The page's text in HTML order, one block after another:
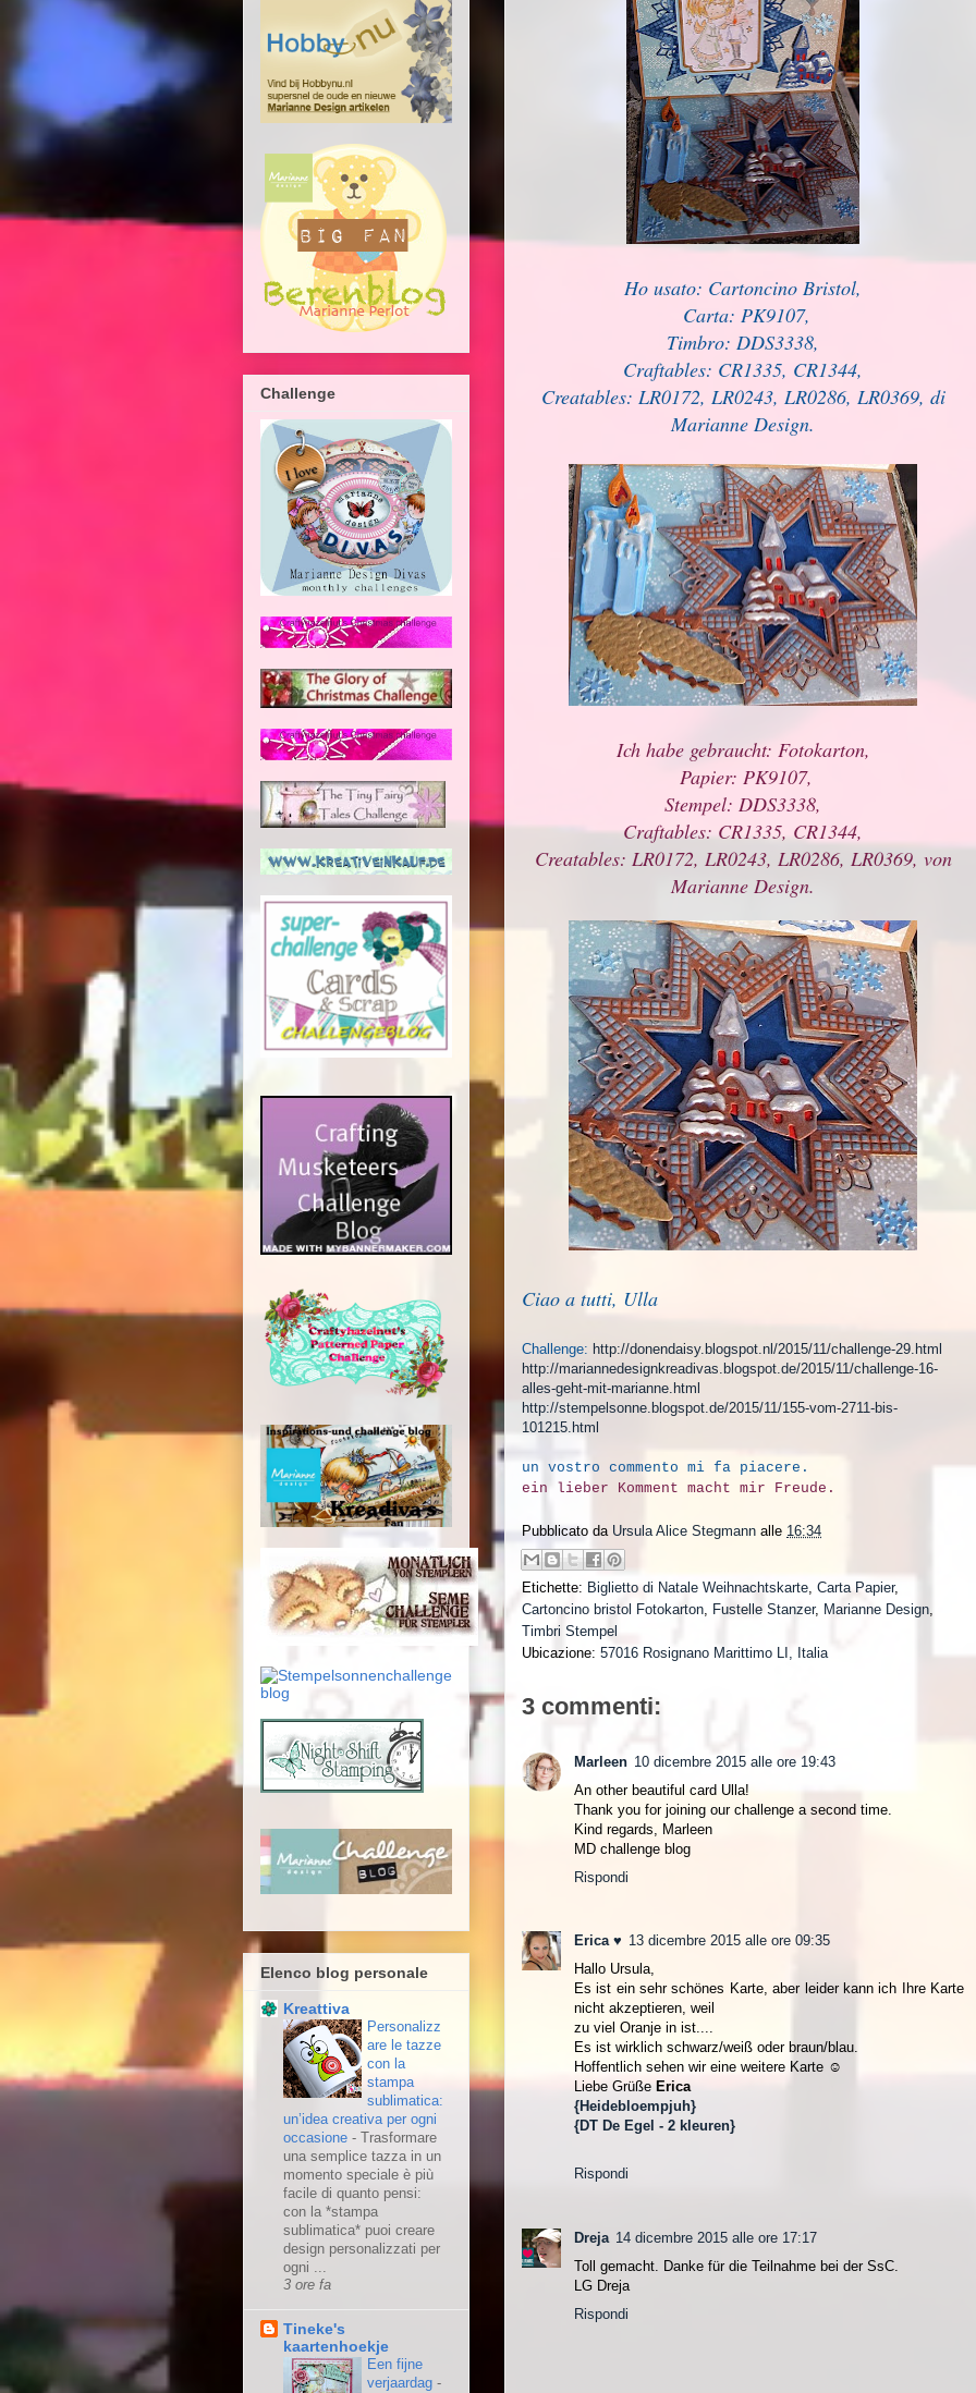
Ho usato: Cartoncino Bristol,
Carta: PK9107,
Timbro: DDS3338,
Craftables: CR1335, CR1344,
Creatables: LR0172, LR0243, LR0286, LR0369, di
Marianne Design.
Ich habe gebraucht: Fotokarton,
Papier: PK9107,
Stempel: DDS3338,
Craftables: CR1335, CR1344,
Creatables: LR0172, LR0243, LR0286, LR0369, von
Marianne Design.
Ciao a tutti, Ulla
Challenge: http://donendaisy.blogspot.nl/2015/11/challenge-29.html
http://mariannedesignkreadivas.blogspot.de/2015/11/challenge-16-
alles-geht-mit-marianne.html
http://stempelsonne.blogspot.de/2015/11/155-vom-2711-bis-
101215.html
un vostro commento mi fa piacere.
ein lieber Komment macht mir Freude.
Pubblicato da Ursula Alice Stegmann alle 16:34
Etichette: Biglietto di Natale Weihnachtskarte, Carta Papier,
Cartoncino bristol Fotokarton, Fustelle Stanzer, Marianne Design,
Timbri Stempel
Ubicazione: 57016 Rosignano Marittimo LI, Italia
3 commenti:
Marleen 10 dicembre 2015 alle ore 19:43
An other beautiful card Ulla!
Thank you for joining our challenge a second time.
Kind regards, Marleen
MD challenge blog
Rispondi
Erica ♥ 13 dicembre 2015 alle ore 09:35
Hallo Ursula,
Es ist ein sehr schönes Karte, aber leider kann ich Ihre Karte
nicht akzeptieren, weil
zu viel Oranje in ist....
Es ist wirklich schwarz/weiß oder braun/blau.
Hoffentlich sehen wir eine weitere Karte ☺
Liebe Grüße Erica
{Heidebloempjuh}
{DT De Egel - 2 kleuren}
Rispondi
Dreja 14 dicembre 2015 alle ore 17:17
Toll gemacht. Danke für die Teilnahme bei der SsC.
LG Dreja
Rispondi
Challenge
Elenco blog personale
Kreattiva
Personalizz
are le tazze
con la
stampa
sublimatica:
un’idea creativa per ogni
occasione - Trasformare
una semplice tazza in un
momento speciale è più
facile di quanto pensi:
con la *stampa
sublimatica* puoi creare
design personalizzati per
ogni ...
3 ore fa
Tineke's
kaartenhoekje
Een fijne
verjaardag -